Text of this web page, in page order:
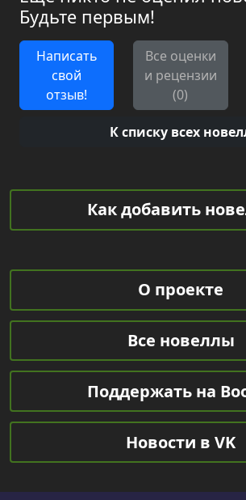
Будьте первым!
Написать
свой
отзыв!
Все оценки
и рецензии
(0)
К списку всех
Как добавить
О проекте
Все новеллы
Поддержать на
Новости в VK